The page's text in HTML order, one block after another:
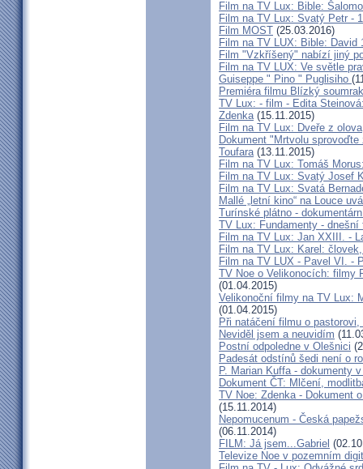
Film na TV Lux: Bible:
Film na TV Lux: Svatý Petr -
Film MOST (25.03.2016)
Film na TV LUX: Bible: David
Film "Vzkříšený" nabízí jiný
Film na TV LUX: Ve světle
Guiseppe " Pino " Puglisiho
Premiéra filmu Blízký soumrak
TV Lux: - film - Edita
Zdenka(15.11.2015)
Film na TV Lux: Dveře z olova
Dokument "Mrtvolu
Toufara(13.11.2015)
Film na TV Lux: Tomáš
Film na TV Lux: Svatý Josef
Film na TV Lux: Svatá
Mallé „letní kino“ na Louce
Turínské plátno -
TV Lux: Fundamenty - dnešní
Film na TV Lux: Jan XXIII. -
Film na TV Lux: Karel:
Film na TV LUX - Pavel VI. -
TV Noe o Velikonocích: filmy
(01.04.2015)
Velikonoční filmy na TV Lux:
(01.04.2015)
Při natáčení filmu o
Neviděl jsem a neuvidím
Postní odpoledne v Olešnici
Padesát odstínů šedi není o
P. Marian Kuffa - dokumenty
Dokument ČT: Mlčení,
TV Noe: Zdenka - Dokument
(15.11.2014)
Nepomucenum - Česká
(06.11.2014)
FILM: Já jsem...Gabriel
Televize Noe v pozemním